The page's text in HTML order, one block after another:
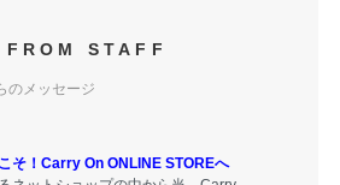
FROM STAFF
のメッセージ
そ！Carry On ONLINE STOREへ